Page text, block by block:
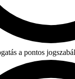
a pontos